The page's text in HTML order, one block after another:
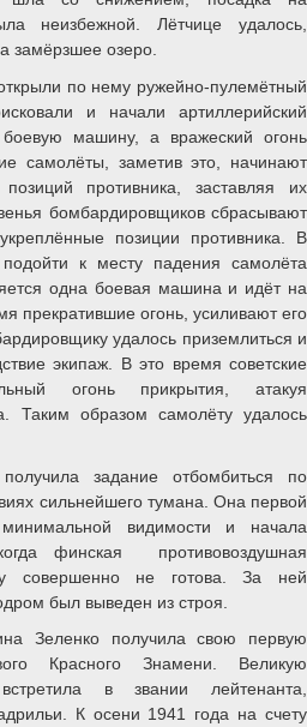
неизбежной. Лётчице удалось,
замёрзшее озеро.
по нему ружейно-пулемётный
и начали артиллерийский
машину, а вражеский огонь
самолёты, заметив это, начинают
противника, заставляя их
бомбардировщиков сбрасывают
позиции противника. В
к месту падения самолёта
одна боевая машина и идёт на
прекратившие огонь, усиливают его
удалось приземлиться и
экипаж. В это время советские
огонь прикрытия, атакуя
Таким образом самолёту удалось
задание отбомбиться по
сильнейшего тумана. Она первой
видимости и начала
финская противовоздушная
совершенно не готова. За ней
был выведен из строя.
Зеленко получила свою первую
Красного Знамени. Великую
в звании лейтенанта,
К осени 1941 года на счету